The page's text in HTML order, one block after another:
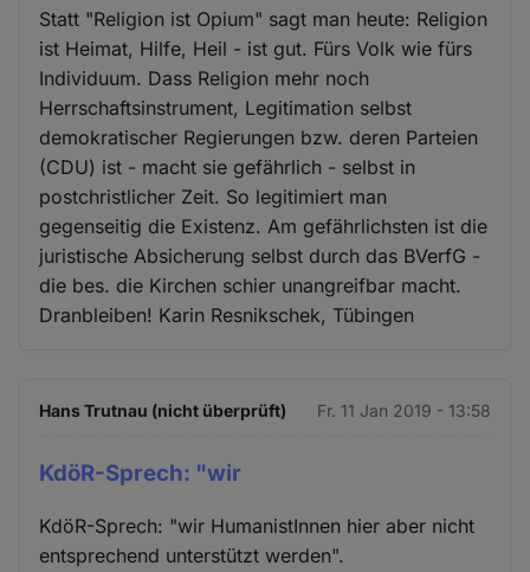
Statt "Religion ist Opium" sagt man heute: Religion
ist Heimat, Hilfe, Heil - ist gut. Fürs Volk wie fürs
Individuum. Dass Religion mehr noch
Herrschaftsinstrument, Legitimation selbst
demokratischer Regierungen bzw. deren Parteien
(CDU) ist - macht sie gefährlich - selbst in
postchristlicher Zeit. So legitimiert man
gegenseitig die Existenz. Am gefährlichsten ist die
juristische Absicherung selbst durch das BVerfG -
die bes. die Kirchen schier unangreifbar macht.
Dranbleiben! Karin Resnikschek, Tübingen
Hans Trutnau (nicht überprüft) Fr. 11 Jan 2019 - 13:58
KdöR-Sprech: "wir
KdöR-Sprech: "wir HumanistInnen hier aber nicht
entsprechend unterstützt werden".